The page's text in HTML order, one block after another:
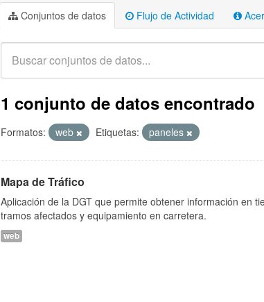
Conjuntos de datos Flujo de Actividad
1 conjunto de datos encontrado
Formatos: web Etiquetas: paneles
Mapa de Tráfico
Aplicación de la DGT que permite obtener información en
tramos afectados y equipamiento en carretera.
web